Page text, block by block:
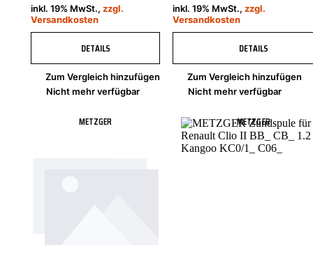
inkl. 19% MwSt., zzgl.
Versandkosten
DETAILS
Zum Vergleich hinzufügen
Nicht mehr verfügbar
inkl. 19% MwSt., zzgl.
Versandkosten
DETAILS
Zum Vergleich hinzufügen
Nicht mehr verfügbar
METZGER METZGER